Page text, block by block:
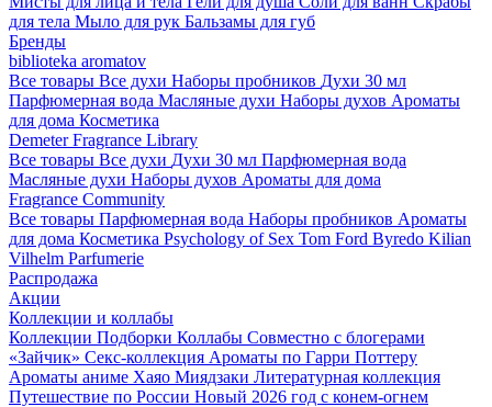
для тела Мыло для рук Бальзамы для губ
Бренды
biblioteka aromatov
Все товары Все духи Наборы пробников Духи 30 мл
Парфюмерная вода Масляные духи Наборы духов Ароматы
для дома Косметика
Demeter Fragrance Library
Все товары Все духи Духи 30 мл Парфюмерная вода
Масляные духи Наборы духов Ароматы для дома
Fragrance Community
Все товары Парфюмерная вода Наборы пробников Ароматы
для дома Косметика Psychology of Sex Tom Ford Byredo Kilian
Vilhelm Parfumerie
Распродажа
Акции
Коллекции и коллабы
Коллекции Подборки Коллабы Совместно с блогерами
«Зайчик» Секс-коллекция Ароматы по Гарри Поттеру
Ароматы аниме Хаяо Миядзаки Литературная коллекция
Путешествие по России Новый 2026 год с конем-огнем